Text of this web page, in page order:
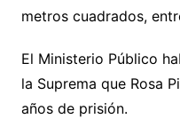
metros cuadrados,
El Ministerio Público
la Suprema que Rosa
años de prisión.